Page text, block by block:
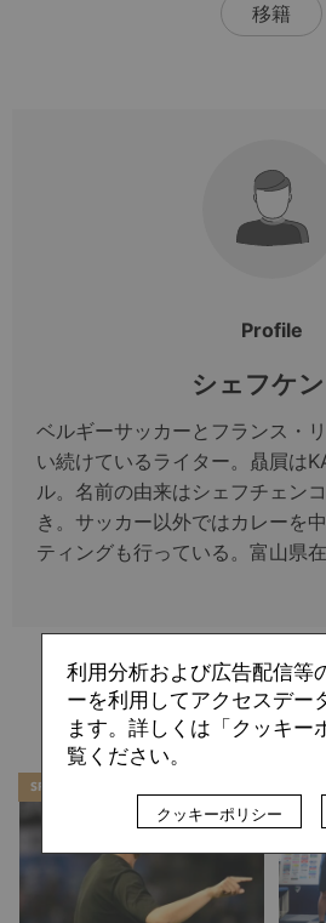
移籍
Profile
シェフケ
ベルギーサッカーとフランス・
い続けているライター。贔屓は
ル。名前の由来はシェフチェン
き。サッカー以外ではカレーを
ティングも行っている。富山県在
関連記
SPECIAL
利用分析および広告配信等
ーを利用してアクセスデー
ます。詳しくは「クッキー
覧ください。
クッキーポリシー